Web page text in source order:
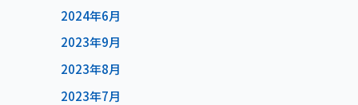
2024年6月
2023年9月
2023年8月
2023年7月